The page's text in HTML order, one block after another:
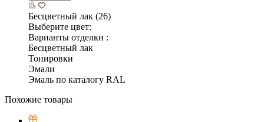
Бесцветный лак (26)
Выберите цвет:
Варианты отделки :
Бесцветный лак
Тонировки
Эмали
Эмаль по каталогу RAL
Похожие товары